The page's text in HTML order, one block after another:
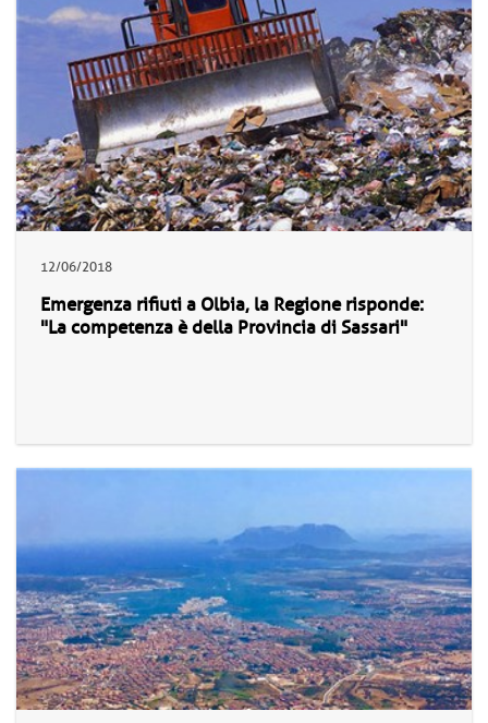
12/06/2018
Emergenza rifiuti a Olbia, la Regione risponde:
"La competenza è della Provincia di Sassari"